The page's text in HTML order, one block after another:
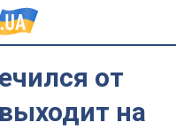
от
на